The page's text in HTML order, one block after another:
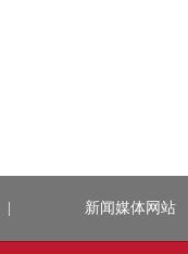
新闻媒体网站